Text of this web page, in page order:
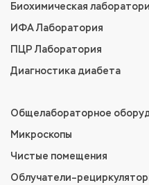
Биохимическая
ИФА Лаборатория
ПЦР Лаборатория
Диагностика диабета
Общелабораторное
Микроскопы
Чистые помещения